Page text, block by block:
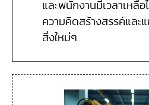
และพนักงานมีเวลาเหลือ
ความคิดสร้างสรรค์แล
สิ่งใหม่ๆ